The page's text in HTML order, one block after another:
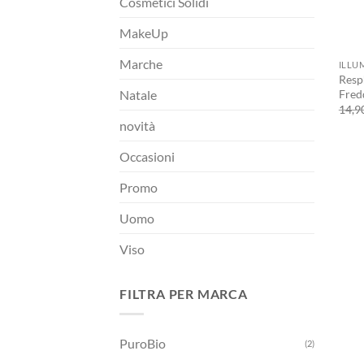
MakeUp
Marche
Natale
novità
Occasioni
Promo
Uomo
Viso
FILTRA PER MARCA
PuroBio (2)